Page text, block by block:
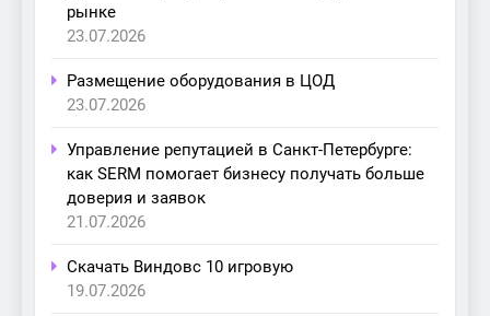
рынке
23.07.2026
Размещение оборудования в ЦОД
23.07.2026
Управление репутацией в Санкт-Петербурге:
как SERM помогает бизнесу получать больше
доверия и заявок
21.07.2026
Скачать Виндовс 10 игровую
19.07.2026